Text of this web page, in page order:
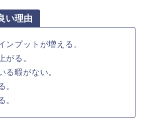
い理由
ンプットが増える。
がる。
る暇がない。
。
。